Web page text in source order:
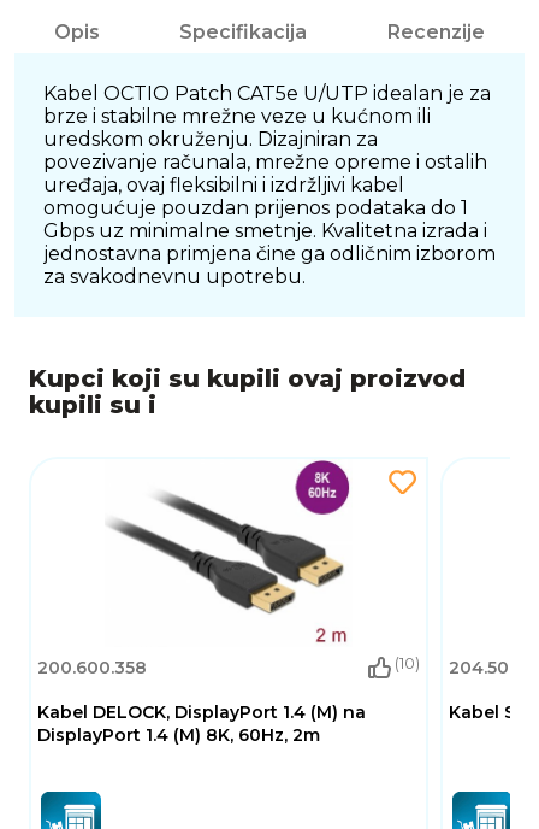
Opis Specifikacija Recenzije
Kabel OCTIO Patch CAT5e U/UTP idealan je za
brze i stabilne mrežne veze u kućnom ili
uredskom okruženju. Dizajniran za
povezivanje računala, mrežne opreme i ostalih
uređaja, ovaj fleksibilni i izdržljivi kabel
omogućuje pouzdan prijenos podataka do 1
Gbps uz minimalne smetnje. Kvalitetna izrada i
jednostavna primjena čine ga odličnim izborom
za svakodnevnu upotrebu.
Kupci koji su kupili ovaj proizvod
kupili su i
200.600.358 (10)
Kabel DELOCK, DisplayPort 1.4 (M) na
DisplayPort 1.4 (M) 8K, 60Hz, 2m
Kabel